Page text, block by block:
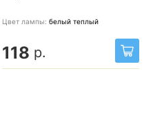
Цвет лампы: белый теплый
118 р.